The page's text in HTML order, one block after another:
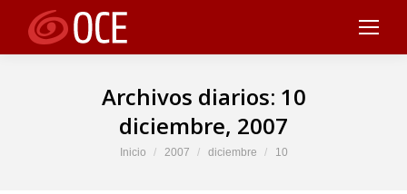
Archivos diarios: 10
diciembre, 2007
Estás aquí:
Inicio 2007 diciembre 10